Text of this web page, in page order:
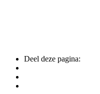
Deel deze pagina: